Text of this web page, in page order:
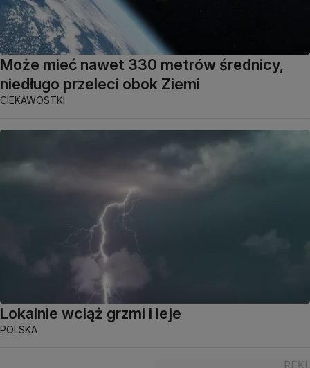
Może mieć nawet 330 metrów średnicy,
niedługo przeleci obok Ziemi
CIEKAWOSTKI
Lokalnie wciąż grzmi i leje
POLSKA